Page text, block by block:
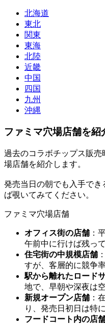
北海道
東北
関東
東海
北陸
近畿
中国
四国
九州
沖縄
ファミマ穴場店舗を紹
過去のコラボチップス販
場店舗を紹介します。
発売当日の朝でも入手で
ば覗いてみてください。
ファミマ穴場店舗
オフィス街の店舗 ：
午前中に行けば残っ
住宅街の中規模店舗
すが、客層的に競争
駅から離れたロード
地で、早朝や深夜は
新規オープン店舗 ：
り、発売日初日は特
フードコート内の店